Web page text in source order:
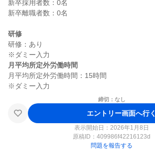
新卒採用者数：0名
新卒離職者数：0名
研修
研修：あり
月平均所定外労働時間
月平均所定外労働時間：15時間
締切：なし
エントリー画面へ行く
表示開始日：2026年1月8日
原稿ID： 409986f42216123d
問題を報告する